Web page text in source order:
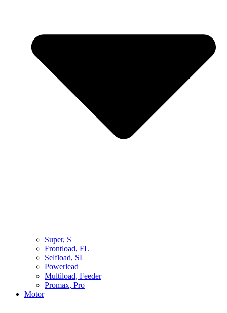
Super, S
Frontload, FL
Selfload, SL
Powerlead
Multiload, Feeder
Promax, Pro
Motor